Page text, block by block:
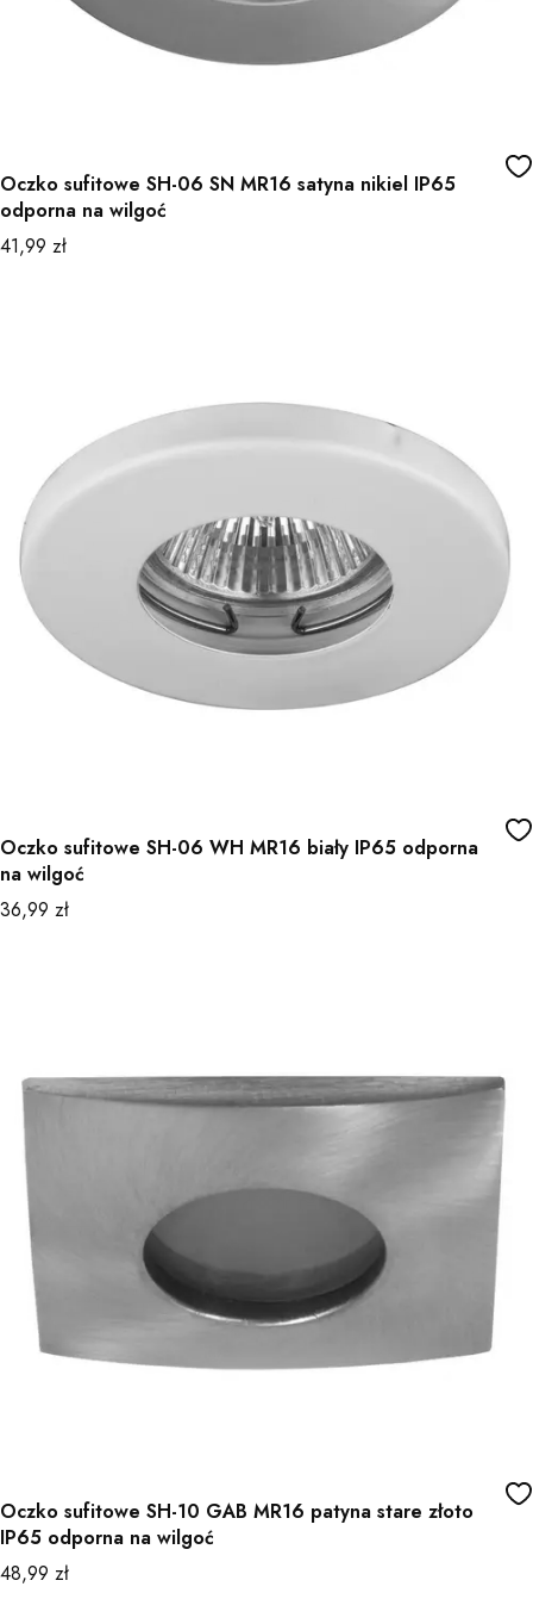
Oczko sufitowe SH-06 SN MR16 satyna nikiel IP65
odporna na wilgoć
Cena
41,99 zł
Oczko sufitowe SH-06 WH MR16 biały IP65 odporna
na wilgoć
Cena
36,99 zł
Oczko sufitowe SH-10 GAB MR16 patyna stare złoto
IP65 odporna na wilgoć
Cena
48,99 zł